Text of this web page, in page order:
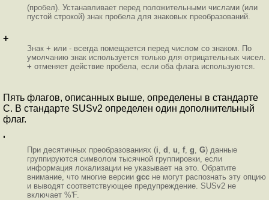
(пробел). Устанавливает перед положительными числами (или
пустой строкой) знак пробела для знаковых преобразований.
+
Знак + или - всегда помещается перед числом со знаком. По
умолчанию знак используется только для отрицательных чисел.
+ отменяет действие пробела, если оба флага используются.
Пять флагов, описанных выше, определены в стандарте
C. В стандарте SUSv2 определен один дополнительный
флаг.
'
При десятичных преобразованиях (i d u f, g G) данные
группируются символом тысячной группировки, если
информация локализации не указывает на это. Обратите
внимание, что многие версии gcc не могут распознать эту опцию
и выводят соответствующее предупреждение. SUSv2 не
включает %'F.